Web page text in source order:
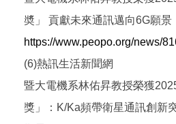
奬」 貢獻未來通訊邁向6G願景
https://www.peopo.org/news/
(6)熱訊生活新聞網
暨大電機系林佑昇教授榮獲
獎」：K/Ka頻帶衛星通訊創新